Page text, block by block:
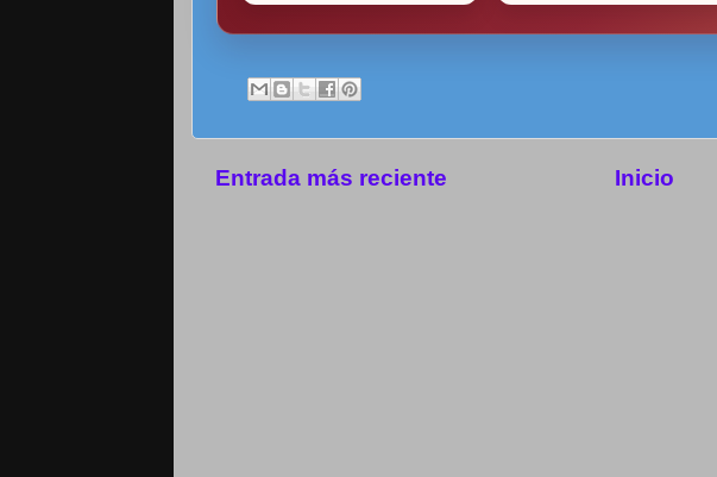
Entrada más reciente Inicio